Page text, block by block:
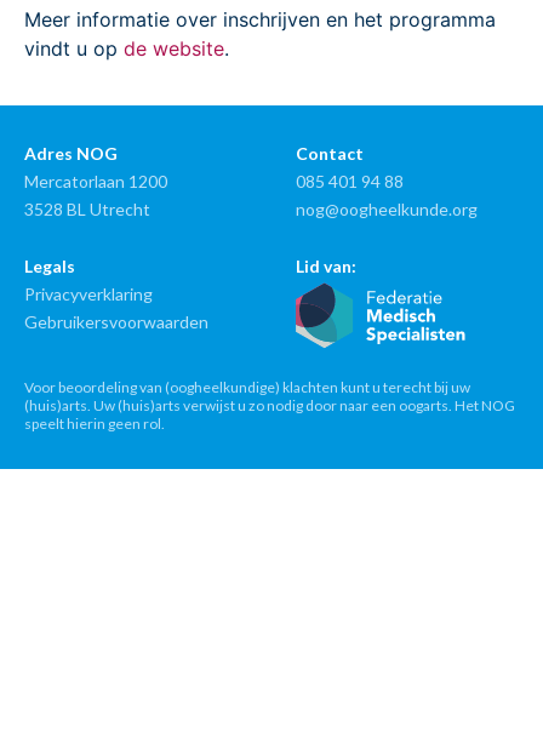
Meer informatie over inschrijven en het programma
vindt u op de website.
Adres NOG
Mercatorlaan 1200
3528 BL Utrecht
Contact
085 401 94 88
nog@oogheelkunde.org
Legals
Privacyverklaring
Gebruikersvoorwaarden
Lid van:
Voor beoordeling van (oogheelkundige) klachten kunt u terecht bij uw
(huis)arts. Uw (huis)arts verwijst u zo nodig door naar een oogarts. Het NOG
speelt hierin geen rol.